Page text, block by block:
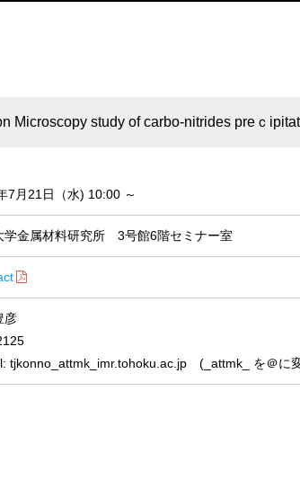
Microscopy study of carbo-nitrides preｃ
7月21日（水) 10:00 ～
学金属材料研究所 3号館6階セミナー室
彦
tjkonno_attmk_imr.tohoku.ac.jp (_attmk_ を＠に